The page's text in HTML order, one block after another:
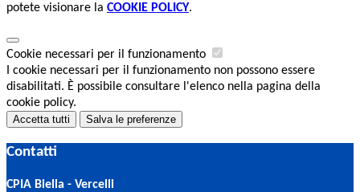
potete visionare la COOKIE POLICY.
Cookie necessari per il funzionamento
I cookie necessari per il funzionamento non possono essere
disabilitati. È possibile consultare l'elenco nella pagina della
cookie policy.
Accetta tutti Salva le preferenze
Contatti
CPIA Biella - Vercelli